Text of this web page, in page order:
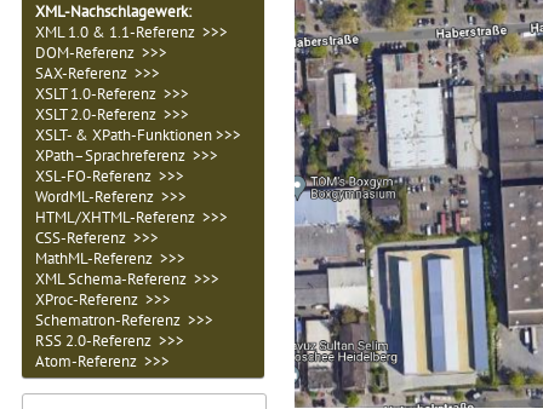
XML-Nachschlagewerk:
XML 1.0 & 1.1-Referenz >>>
DOM-Referenz >>>
SAX-Referenz >>>
XSLT 1.0-Referenz >>>
XSLT 2.0-Referenz >>>
XSLT- & XPath-Funktionen >>>
XPath–Sprachreferenz >>>
XSL-FO-Referenz >>>
WordML-Referenz >>>
HTML/XHTML-Referenz >>>
CSS-Referenz >>>
MathML-Referenz >>>
XML Schema-Referenz >>>
XProc-Referenz >>>
Schematron-Referenz >>>
RSS 2.0-Referenz >>>
Atom-Referenz >>>